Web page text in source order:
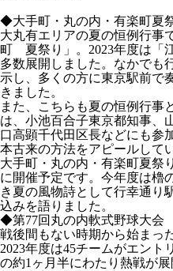
◆大手町・丸の内・有楽町夏
大丸有エリアの夏の恒例行事
町 夏祭り」。2023年度は「
多数展開しました。なかでも
示し、多くの方に東京駅前で
きました。
また、こちらも夏の恒例行事
は、小池百合子東京都知事、
口高顕千代田区長などにも参
本古来の方法をアピールして
大手町・丸の内・有楽町夏祭
に開催予定です。今年度は櫓
き夏の風物詩として行幸通り
込みを語りました。
◆第77回丸の内軟式野球大会
戦後間もない時期から始まっ
2023年度は45チームがエント
の約1ヶ月半にわたり熱戦が